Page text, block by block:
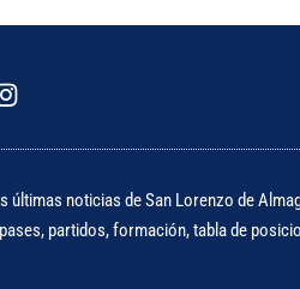
últimas noticias de San Lorenzo de
partidos, formación, tabla de